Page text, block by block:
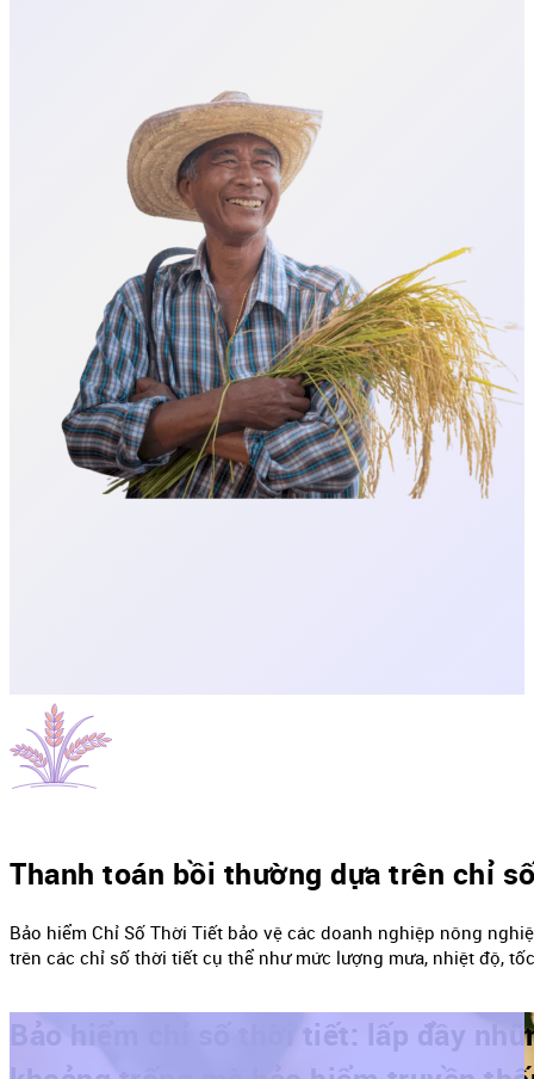
Thanh toán bồi thường dựa trên chỉ
Bảo hiểm Chỉ Số Thời Tiết bảo vệ các doanh nghiệp nông
trên các chỉ số thời tiết cụ thể như mức lượng mưa, nhiệt độ,
Bảo hiểm chỉ số thời tiết: lấp đầy